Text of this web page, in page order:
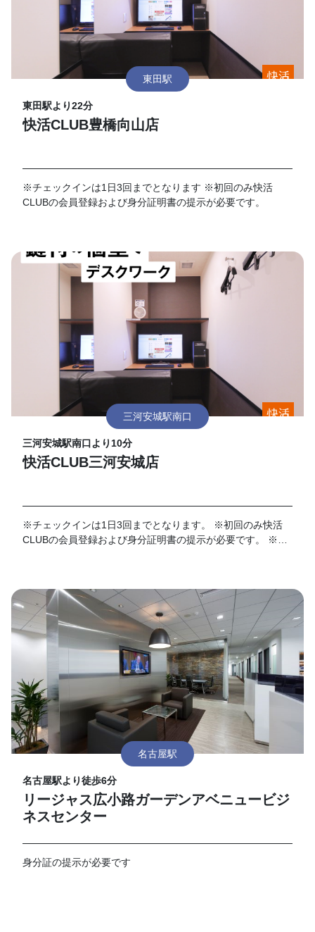
東田駅
東田駅より22分
快活CLUB豊橋向山店
※チェックインは1日3回までとなります ※初回のみ快活
CLUBの会員登録および身分証明書の提示が必要です。
三河安城駅南口
三河安城駅南口より10分
快活CLUB三河安城店
※チェックインは1日3回までとなります。 ※初回のみ快活
CLUBの会員登録および身分証明書の提示が必要です。 ※店
名古屋駅
名古屋駅より徒歩6分
リージャス広小路ガーデンアベニュービジ
ネスセンター
身分証の提示が必要です